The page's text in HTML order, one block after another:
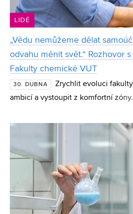
LIDÉ
„Vědu nemůžeme dělat
odvahu měnit svět.“ Rozhovor
Fakulty chemické VUT
30. DUBNA
Zrychlit evoluci
ambicí a vystoupit z komfortní zóny.
profilované vědy, modernizaci